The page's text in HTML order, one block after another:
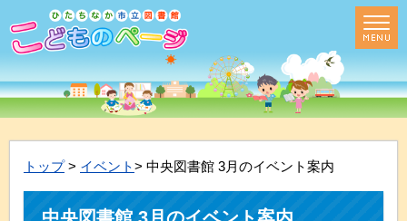
トップ> イベント> 中央図書館 3月のイベント案内